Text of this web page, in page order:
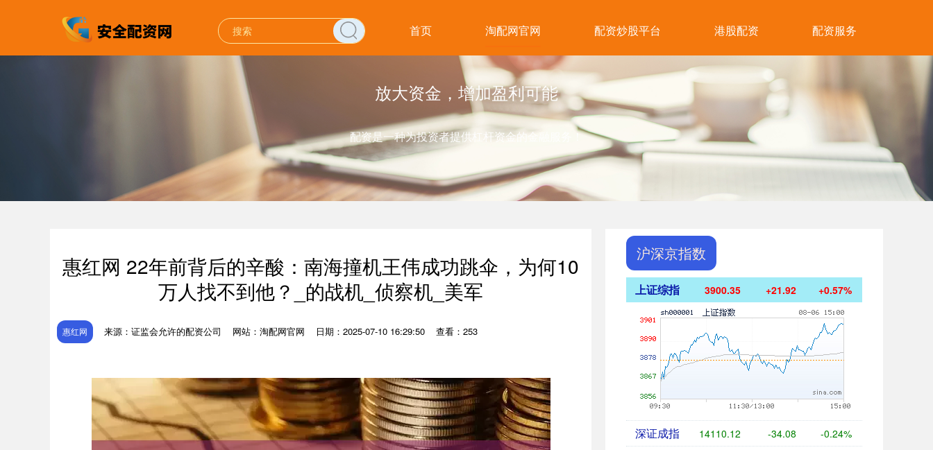
首页 淘配网官网 配资炒股平台 港股配资 配资服务
放大资金，增加盈利可能
配资是一种为投资者提供杠杆资金的金融服务！
惠红网 22年前背后的辛酸：南海撞机王伟成功跳伞，为何10
万人找不到他？_的战机_侦察机_美军
惠红网 来源：证监会允许的配资公司 网站：淘配网官网 日期：2025-07-10 16:29:50 查看：253
沪深京指数
上证综指 3900.35 +21.92 +0.57%
深证成指 14110.12 -34.08 -0.24%